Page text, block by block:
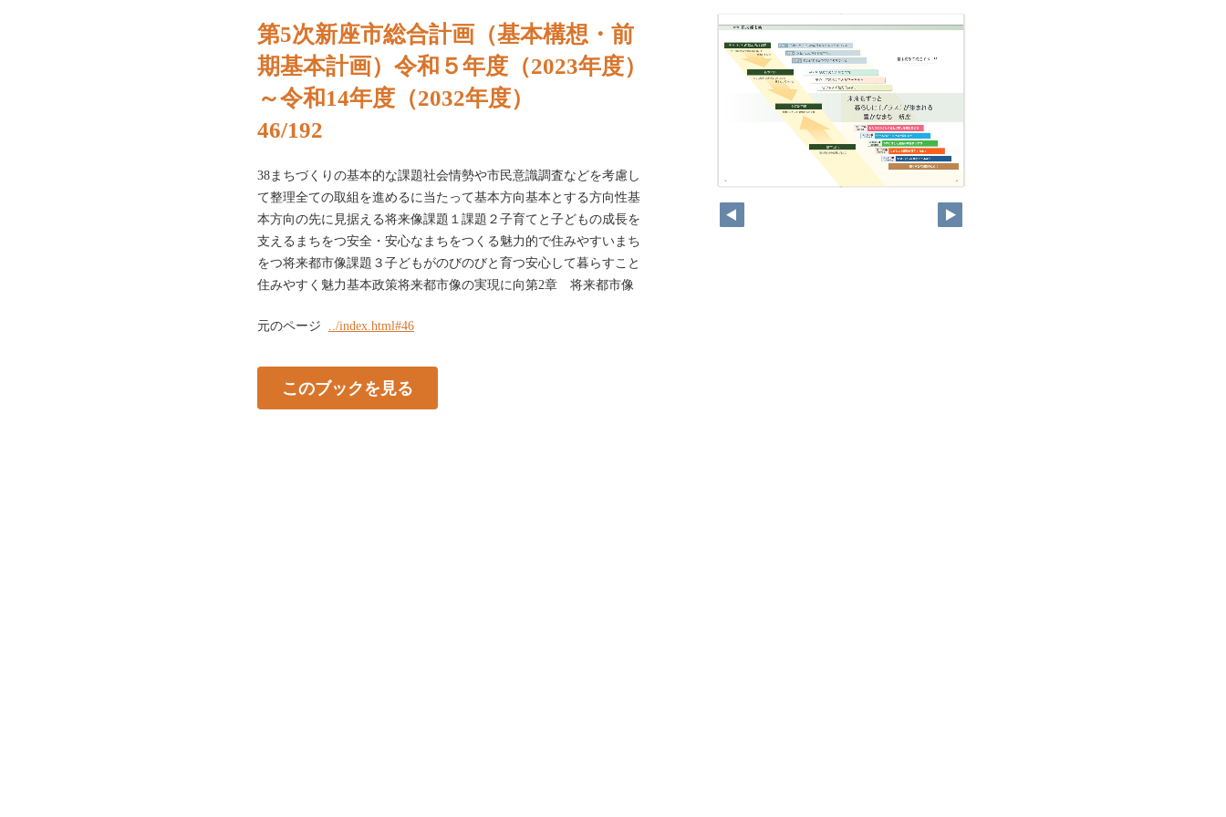
第5次新座市総合計画（基本構想・前
期基本計画）令和５年度（2023年度）
～令和14年度（2032年度）
46/192
38まちづくりの基本的な課題社会情勢や市民意識調査などを考慮し
て整理全ての取組を進めるに当たって基本方向基本とする方向性基
本方向の先に見据える将来像課題１課題２子育てと子どもの成長を
支えるまちをつ安全・安心なまちをつくる魅力的で住みやすいまち
をつ将来都市像課題３子どもがのびのびと育つ安心して暮らすこと
住みやすく魅力基本政策将来都市像の実現に向第2章 将来都市像
元のページ ../index.html#46
このブックを見る